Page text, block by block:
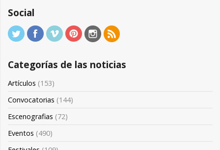
Social
Categorías de las noticias
Artículos (153)
Convocatorias (144)
Escenografias (72)
Eventos (490)